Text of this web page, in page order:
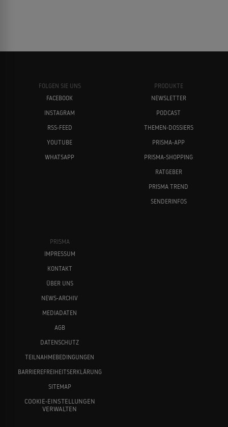
FOLGEN SIE UNS
FACEBOOK
INSTAGRAM
RSS-FEED
YOUTUBE
WHATSAPP
PRODUKTE
NEWSLETTER
PODCAST
THEMEN-DOSSIERS
PRISMA-APP
PRISMA-SHOPPING
RATGEBER
PRISMA TREND
SENDERINFOS
PRISMA
IMPRESSUM
KONTAKT
ÜBER UNS
NEWS-ARCHIV
MEDIADATEN
AGB
DATENSCHUTZ
TEILNAHMEBEDINGUNGEN
BARRIEREFREIHEITSERKLÄRUNG
SITEMAP
COOKIE-EINSTELLUNGEN
VERWALTEN